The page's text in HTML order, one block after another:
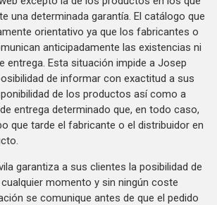
una determinada garantía. El catálogo que
orientativo ya que los fabricantes o
anticipadamente las existencias ni
entrega. Esta situación impide a Josep
de informar con exactitud a sus
de los productos así como a
entrega determinado que, en todo caso,
que tarde el fabricante o el distribuidor en
garantiza a sus clientes la posibilidad de
momento y sin ningún coste
se comunique antes de que el pedido